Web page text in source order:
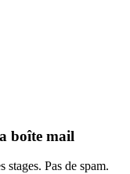
boîte mail
stages. Pas de spam.